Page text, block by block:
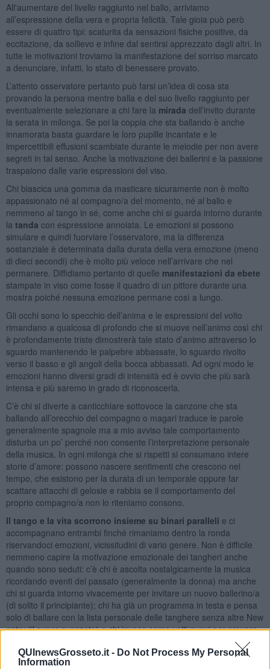
QUInewsGrosseto.it - Do Not Process My Personal
Information
All'aumentare del livello raggiunto nel ballo, arriviamo
all’espressione della vera e propria felicità. Tale gioia può però
essere di quattro tipi: scaturita da sensazioni fisiche positive, da
eccitazione, da sollievo e infine dal sentirsi apprezzato dagli altri. In
tutte le motivazioni troviamo la manifestazione del sorriso marcato
a denunciare, infatti, lo stato di benessere provato.
L’attento osservatore pertanto può farsi un’idea di cosa sta
provando la persona mentre balla e del suo livello raggiunto per
eventualmente selezionare a chi fare la mirada dell’invito durante
la serata in milonga. Se poi la coppia che sta ballando è anche
innamorata basta guardare le loro pupille incantate e le
impercettibili effusioni scambiate durante le melodie per non avere
segreti in tal senso. Anche la motivazione dei ballerini e la passione
traspaiono dalle varie espressioni del viso.
Chi biascica una gomma da masticare sicuramente non è molto
appassionato né al compagno/a del momento, né al ballo e
nemmeno al tango in sé, come anche chi si guarda intorno durante
la tanda con espressione annoiata. Le emozioni si possono
simulare e quindi fuorviare l’osservatore, ma la differenza
sostanziale è determinata dalla durata della vera emozione (meno
di dieci secondi) che è molto più veloce nell’arrivare che nel
permanere. Diffidiamo pertanto di quelle manifestazioni da ebete
stampate in viso come fosse il quadro di un pittore durante una
mostra poiché nessuna emozione permane così a lungo.
Gli occhi sono lo specchio dell’anima e le espressioni del volto
rimandano a qualcosa di profondo che si muove nell’animo così chi
è profondamente triste dimostrerà tale stato d’animo attraverso lo
sguardo mantenendo le palpebre abbassate, lo sguardo rivolto
verso il basso e gli angoli della bocca abbassati. Ad ogni modo le
emozioni hanno diversi gradi di intensità ed è ovvio che più sarà
intensa e più saremo in grado di riconoscerla.
C’è chi si diverte a canticchiare sottovoce la canzone che sta
ballando all’orecchio del compagno o magari traduce le parole
generalmente spagnole ma a mio avviso tale comportamento
disturba un po’ perché non consente l’interpretazione personale
della musica. In ogni milonga che si rispetti si consumano intere
storie d’amore: possono nascere sentimenti che crescono nel
tempo, che esistono per la durata di un temporale oppure far
scattare attacchi di gelosie e rabbia se il comportamento del
proprio compagno/a non lo riteniamo consono.
Il tango e la vita scorrono insieme su binari paralleli e ci
accompagnano entrambi finché rimaniamo dentro la ronda
riservandoci emozioni, vicissitudini di vario genere. Non è difficile
nemmeno capire la motivazione emozionale dei tangheri anche
quando sono seduti: c’è chi è ascolta nostalgicamente la musica
ricordando eventi del passato (generalmente la donna) ma anche
chi si guarda intorno vivacemente per invitare un nuovo ballerino/a
(di solito il principiante); chi ha già un programma in testa e pensa
solo di ballare con la lista personale delle tanghere senza altre New
entry (il super avanzato) e chi invece cerca volti nuovi per provare
La musica del tango è per natura nostalgica e pertanto ben si